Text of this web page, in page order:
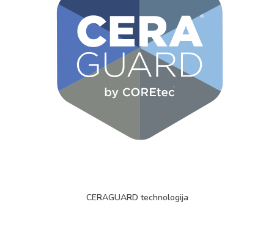
CERAGUARD technologija